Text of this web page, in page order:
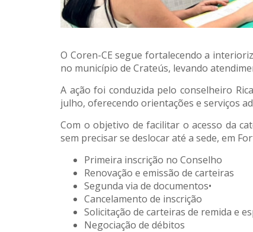
O Coren-CE segue fortalecendo a
no município de Crateús, levando
A ação foi conduzida pelo conselheiro
julho, oferecendo orientações e serviços
Com o objetivo de facilitar o acesso da
sem precisar se deslocar até a sede, em
Primeira inscrição no Conselho
Renovação e emissão de carteiras
Segunda via de documentos•
Cancelamento de inscrição
Solicitação de carteiras de remida e
Negociação de débitos